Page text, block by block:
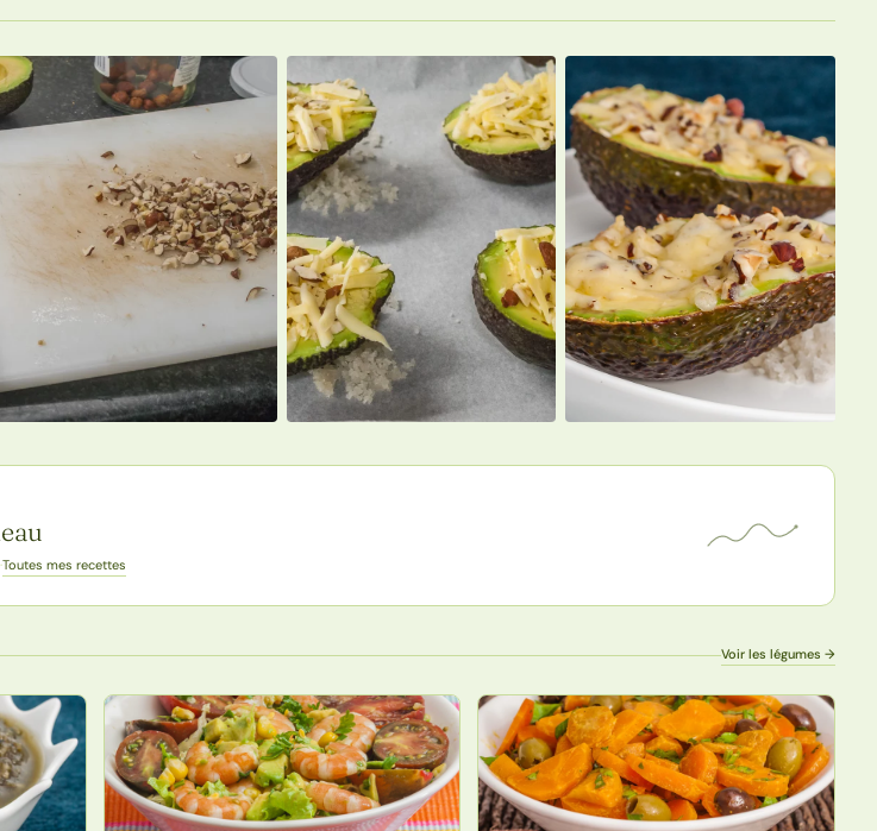
·Toutes mes recettes
Voir les légumes →